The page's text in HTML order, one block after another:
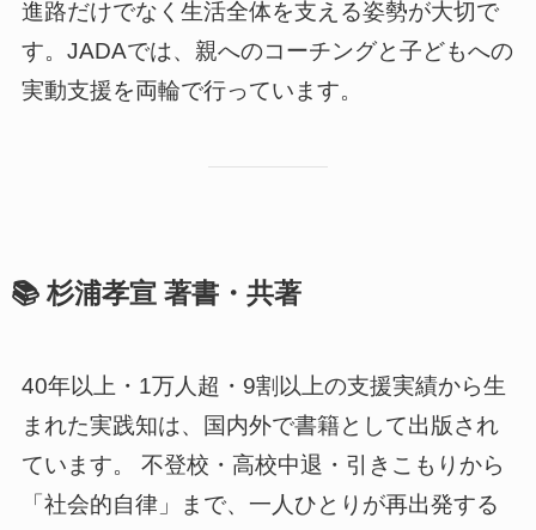
進路だけでなく生活全体を支える姿勢が大切で
す。JADAでは、親へのコーチングと子どもへの
実動支援を両輪で行っています。
📚 杉浦孝宣 著書・共著
40年以上・1万人超・9割以上の支援実績から生
まれた実践知は、国内外で書籍として出版され
ています。 不登校・高校中退・引きこもりから
「社会的自律」まで、一人ひとりが再出発する